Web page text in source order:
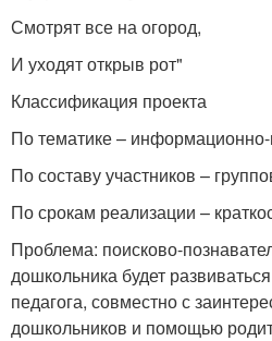
Смотрят все на огород,
И уходят открыв рот"
Классификация проекта
По тематике – информационно-
По составу участников –
По срокам реализации –
Проблема: поисково-
дошкольника будет
педагога, совместно с
дошкольников и помощью